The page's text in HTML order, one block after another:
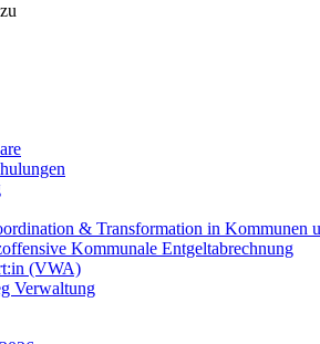
& Transformation in Kommunen
Kommunale Entgeltabrechnung
(VWA)
Verwaltung